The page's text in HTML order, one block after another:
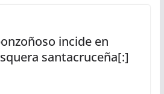
incide en
santacruceña[:]